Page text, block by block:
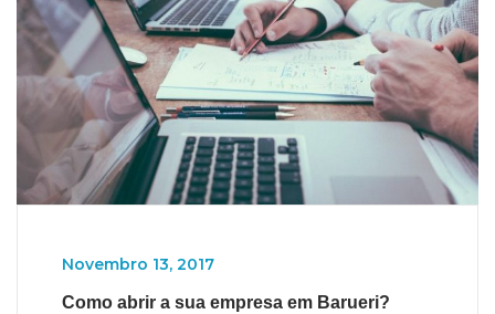
Novembro 13, 2017
Como abrir a sua empresa em Barueri?